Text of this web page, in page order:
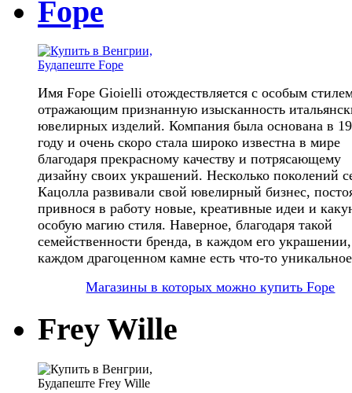
Fope
Имя Fope Gioielli отождествляется с особым
отражающим признанную изысканность
ювелирных изделий. Компания была основана в
году и очень скоро стала широко известна в мире
благодаря прекрасному качеству и потрясающему
дизайну своих украшений. Несколько поколений
Кацолла развивали свой ювелирный бизнес,
привнося в работу новые, креативные идеи и
особую магию стиля. Наверное, благодаря такой
семейственности бренда, в каждом его
каждом драгоценном камне есть что-то
Магазины в которых можно купить Fope
Frey Wille